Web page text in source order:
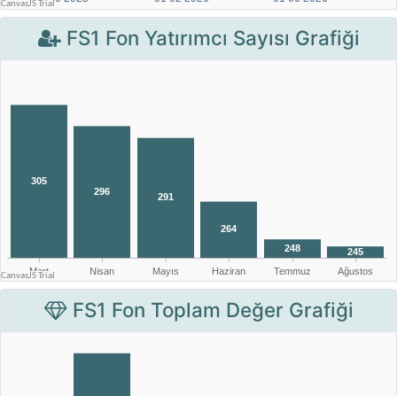
FS1 Fon Yatırımcı Sayısı Grafiği
FS1 Fon Toplam Değer Grafiği